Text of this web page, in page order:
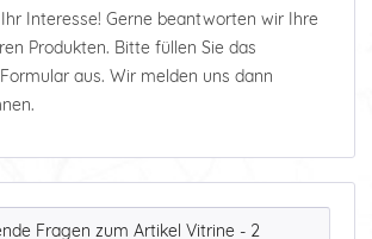
Interesse! Gerne beantworten wir Ihre
Produkten. Bitte füllen Sie das
aus. Wir melden uns dann